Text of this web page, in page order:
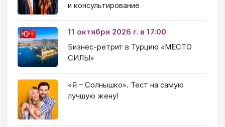
и консультирование
11 октября 2026 г. в 17:00
Бизнес-ретрит в Турцию «МЕСТО
СИЛЫ»
«Я – Солнышко». Тест на самую
лучшую жену!